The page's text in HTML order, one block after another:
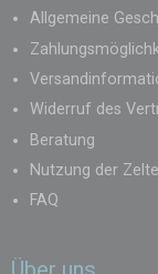
Allgemeine
Widerruf des
Beratung
Nutzung der Zelte
FAQ